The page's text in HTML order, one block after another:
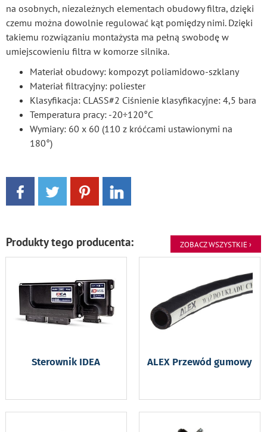
na osobnych, niezależnych elementach obudowy filtra, dzięki
czemu można dowolnie regulować kąt pomiędzy nimi. Dzięki
takiemu rozwiązaniu montażysta ma pełną swobodę w
umiejscowieniu filtra w komorze silnika.
Materiał obudowy: kompozyt poliamidowo-szklany
Materiał filtracyjny: poliester
Klasyfikacja: CLASS#2 Ciśnienie klasyfikacyjne: 4,5 bara
Temperatura pracy: -20÷120°C
Wymiary: 60 x 60 (110 z króćcami ustawionymi na
180°)
Produkty tego producenta: ZOBACZ WSZYSTKIE ›
Sterownik IDEA ALEX Przewód gumowy